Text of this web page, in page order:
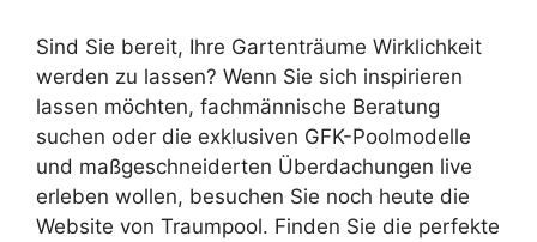
Sind Sie bereit, Ihre Gartenträume Wirklichkeit
werden zu lassen? Wenn Sie sich inspirieren
lassen möchten, fachmännische Beratung
suchen oder die exklusiven GFK-Poolmodelle
und maßgeschneiderten Überdachungen live
erleben wollen, besuchen Sie noch heute die
Website von Traumpool. Finden Sie die perfekte